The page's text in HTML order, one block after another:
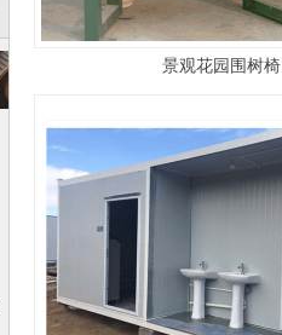
景观花园围树椅